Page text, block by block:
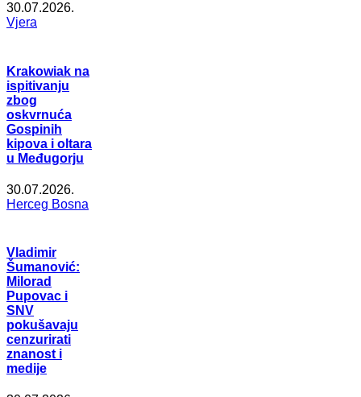
30.07.2026.
Vjera
Krakowiak na
ispitivanju
zbog
oskvrnuća
Gospinih
kipova i oltara
u Međugorju
30.07.2026.
Herceg Bosna
Vladimir
Šumanović:
Milorad
Pupovac i
SNV
pokušavaju
cenzurirati
znanost i
medije